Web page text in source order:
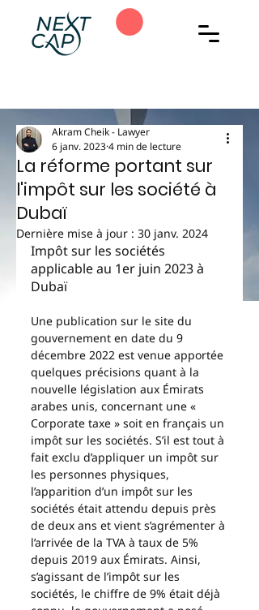
La réforme portant sur
l'impôt sur les société à
Dubaï
Akram Cheik - Lawyer
6 janv. 20234 min de lecture
Dernière mise à jour : 30 janv. 2024
Impôt sur les sociétés
applicable au 1er juin 2023 à
Dubaï
Une publication sur le site du
gouvernement en date du 9
décembre 2022 est venue apportée
quelques précisions quant à la
nouvelle législation aux Émirats
arabes unis, concernant une «
Corporate taxe » soit en français un
impôt sur les sociétés. S’il est tout à
fait exclu d’appliquer un impôt sur
les personnes physiques,
l’apparition d’un impôt sur les
sociétés était attendu depuis près
de deux ans et vient s’agrémenter à
l’arrivée de la TVA à taux de 5%
depuis 2019 aux Émirats. Ainsi,
s’agissant de l’impôt sur les
sociétés, le chiffre de 9% était déjà